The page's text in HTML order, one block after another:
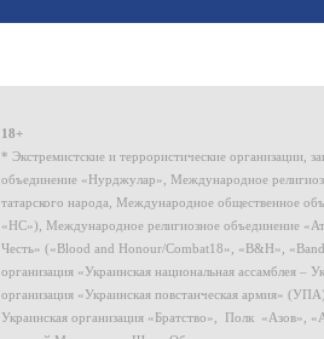
18+
* Экстремистские и террористические организации,
объединение «Нурджулар», Международное
татарского народа, Международное общественное
«НС»), Международное религиозное объединение
Честь» («Blood and Honour/Combat18», «B&H»,
организация «Украинская национальная ассамблея
организация «Украинская повстанческая армия»
Украинская организация «Братство», Полк «Азов»,